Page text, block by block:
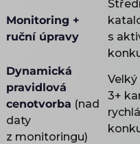
Monitoring +
ruční úpravy
s
Dynamická
pravidlová
cenotvorba (nad
daty
z monitoringu)
3+
rychlá